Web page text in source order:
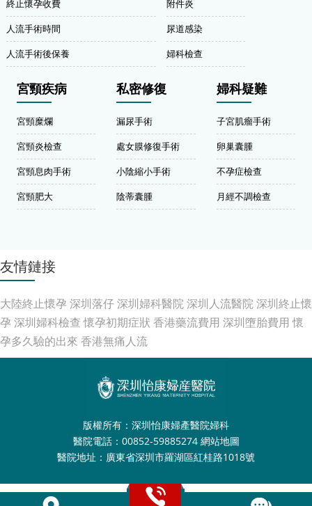
終止懷孕收費
人流手術時間
人流手術後保養
附件炎
尿道感染
婦科檢查
宮頸疾病
宮頸糜爛
宮頸炎檢查
宮頸息肉手術
宮頸肥大
私密修復
漏尿手術
處女膜修復手術
小陰縮小手術
陰蒂囊腫
婦科疑難
子宮肌瘤手術
卵巢囊腫
不孕症檢查
月經不調檢查
友情鏈接
大陸終止懷孕 深圳落仔深圳婦科醫院深圳人流醫院深圳終止懷
孕 深圳婦科檢查 懷孕初期症狀 香港藥流費用 深圳墮胎費用 懷
孕多久驗的出來 香港無痛人流
版權所有：深圳怡康婦產醫院婦科
醫院電話：00852-59885274 網站地圖
醫院地址：廣東省深圳市羅湖區紅桂路1018號